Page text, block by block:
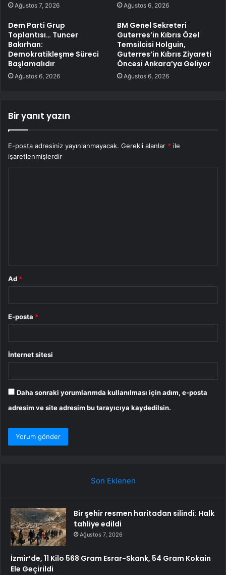
Ağustos 7, 2026 Ağustos 6, 2026
Dem Parti Grup
Toplantısı… Tuncer
Bakırhan:
Demokratikleşme Süreci
Başlamalıdır
Ağustos 6, 2026
BM Genel Sekreteri
Guterres’in Kıbrıs Özel
Temsilcisi Holguin,
Guterres’in Kıbrıs Ziyareti
Öncesi Ankara’ya Geliyor
Ağustos 6, 2026
Bir yanıt yazın
E-posta adresiniz yayınlanmayacak. Gerekli alanlar * ile
işaretlenmişlerdir
Ad *
E-posta *
İnternet sitesi
Daha sonraki yorumlarımda kullanılması için adım, e-posta
adresim ve site adresim bu tarayıcıya kaydedilsin.
Son Eklenen
Bir şehir resmen haritadan silindi: Halk
tahliye edildi
Ağustos 7, 2026
İzmir’de, 11 Kilo 568 Gram Esrar-Skank, 54 Gram Kokain
Ele Geçirildi